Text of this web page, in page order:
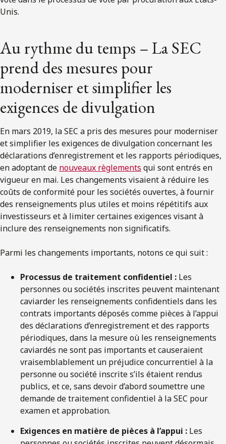
Unis.
Au rythme du temps – La SEC
prend des mesures pour
moderniser et simplifier les
exigences de divulgation
En mars 2019, la SEC a pris des mesures pour moderniser
et simplifier les exigences de divulgation concernant les
déclarations d’enregistrement et les rapports périodiques,
en adoptant de nouveaux règlements qui sont entrés en
vigueur en mai. Les changements visaient à réduire les
coûts de conformité pour les sociétés ouvertes, à fournir
des renseignements plus utiles et moins répétitifs aux
investisseurs et à limiter certaines exigences visant à
inclure des renseignements non significatifs.
Parmi les changements importants, notons ce qui suit :
Processus de traitement confidentiel : Les
personnes ou sociétés inscrites peuvent maintenant
caviarder les renseignements confidentiels dans les
contrats importants déposés comme pièces à l’appui
des déclarations d’enregistrement et des rapports
périodiques, dans la mesure où les renseignements
caviardés ne sont pas importants et causeraient
vraisemblablement un préjudice concurrentiel à la
personne ou société inscrite s’ils étaient rendus
publics, et ce, sans devoir d’abord soumettre une
demande de traitement confidentiel à la SEC pour
examen et approbation.
Exigences en matière de pièces à l’appui : Les